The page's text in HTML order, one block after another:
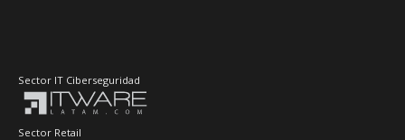
Sector IT Ciberseguridad
Sector Retail